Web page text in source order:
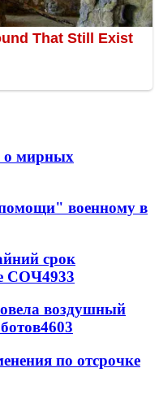
о мирных
военному в
срок
СОЧ4933
воздушный
4603
по отсрочке